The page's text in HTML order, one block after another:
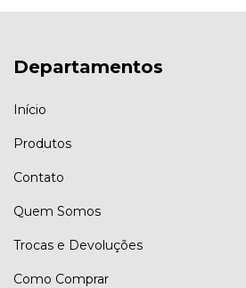
Departamentos
Início
Produtos
Contato
Quem Somos
Trocas e Devoluções
Como Comprar